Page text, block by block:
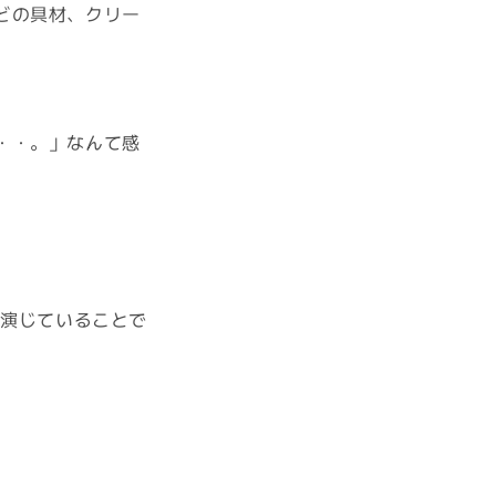
の具材、クリー
・。」なんて感
じていることで